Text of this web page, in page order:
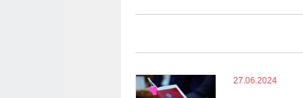
27.06.2024